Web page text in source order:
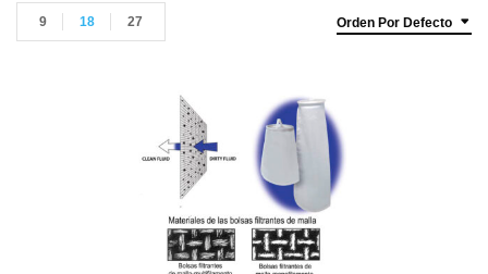
Orden Por Defecto
9 18 27